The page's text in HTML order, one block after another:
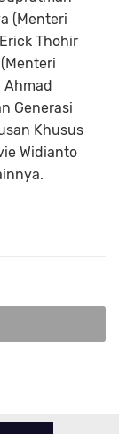
(Menteri
Thohir
Ahmad
Generasi
Khusus
Widianto